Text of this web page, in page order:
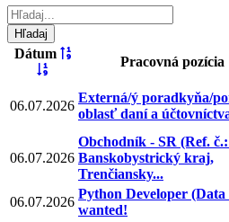
Dátum
Pracovná pozícia
06.07.2026
Externá/ý poradkyňa/
oblasť daní a
06.07.2026
Obchodník - SR (Ref.
Banskobystrický kraj,
Trenčiansky...
06.07.2026
Python Developer
wanted!